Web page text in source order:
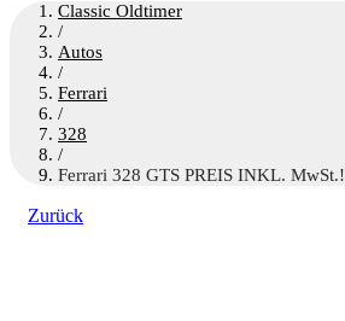
Classic Oldtimer
/
Autos
/
Ferrari
/
328
/
Ferrari 328 GTS PREIS INKL. MwSt.!
Zurück